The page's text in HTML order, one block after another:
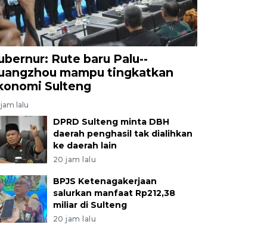
Rute baru Palu--
mampu tingkatkan
Sulteng
lalu
DPRD Sulteng minta DBH
daerah penghasil tak dialihkan
ke daerah lain
20 jam lalu
BPJS Ketenagakerjaan
salurkan manfaat Rp212,38
miliar di Sulteng
20 jam lalu